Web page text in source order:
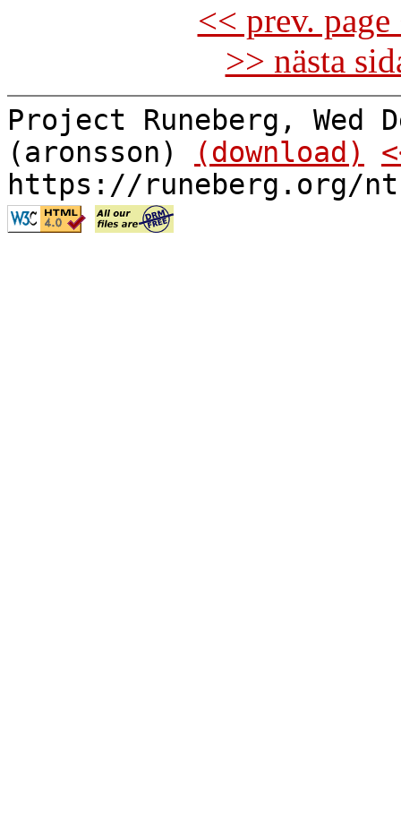
<< prev.
>> nästa
Project Runeberg, Wed
(aronsson)
(download)
https://runeberg.org/